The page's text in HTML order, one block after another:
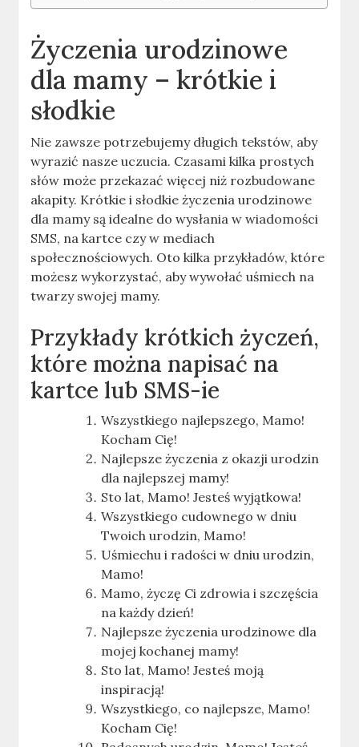
Życzenia urodzinowe
dla mamy – krótkie i
słodkie
Nie zawsze potrzebujemy długich tekstów, aby
wyrazić nasze uczucia. Czasami kilka prostych
słów może przekazać więcej niż rozbudowane
akapity. Krótkie i słodkie życzenia urodzinowe
dla mamy są idealne do wysłania w wiadomości
SMS, na kartce czy w mediach
społecznościowych. Oto kilka przykładów, które
możesz wykorzystać, aby wywołać uśmiech na
twarzy swojej mamy.
Przykłady krótkich życzeń,
które można napisać na
kartce lub SMS-ie
Wszystkiego najlepszego, Mamo!
Kocham Cię!
Najlepsze życzenia z okazji urodzin
dla najlepszej mamy!
Sto lat, Mamo! Jesteś wyjątkowa!
Wszystkiego cudownego w dniu
Twoich urodzin, Mamo!
Uśmiechu i radości w dniu urodzin,
Mamo!
Mamo, życzę Ci zdrowia i szczęścia
na każdy dzień!
Najlepsze życzenia urodzinowe dla
mojej kochanej mamy!
Sto lat, Mamo! Jesteś moją
inspiracją!
Wszystkiego, co najlepsze, Mamo!
Kocham Cię!